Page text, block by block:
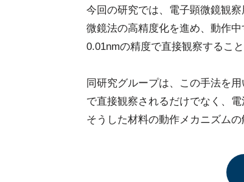
今回の研究では、電子顕微鏡観
微鏡法の高精度化を進め、動作
0.01nmの精度で直接観察すること
同研究グループは、この手法を
で直接観察されるだけでなく、
そうした材料の動作メカニズム